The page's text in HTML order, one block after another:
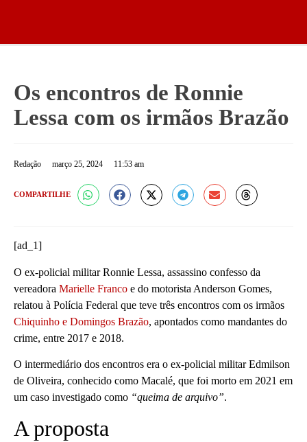
Os encontros de Ronnie
Lessa com os irmãos Brazão
Redação março 25, 2024 11:53 am
COMPARTILHE
[ad_1]
O ex-policial militar Ronnie Lessa, assassino confesso da
vereadora Marielle Franco e do motorista Anderson Gomes,
relatou à Polícia Federal que teve três encontros com os irmãos
Chiquinho e Domingos Brazão, apontados como mandantes do
crime, entre 2017 e 2018.
O intermediário dos encontros era o ex-policial militar Edmilson
de Oliveira, conhecido como Macalé, que foi morto em 2021 em
um caso investigado como “queima de arquivo”.
A proposta